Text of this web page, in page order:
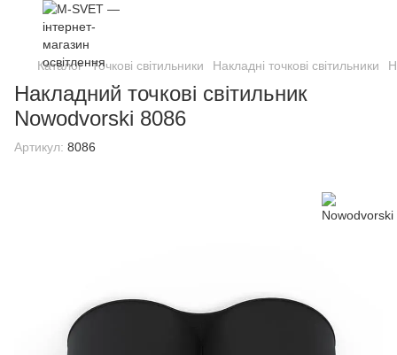
Каталог Точкові світильники Накладні точкові світильники
Накладний точкові світильник
Nowodvorski 8086
Артикул: 8086